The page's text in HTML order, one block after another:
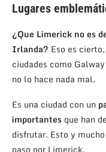
Lugares
¿Que Limerick no es
Irlanda? Eso es
ciudades como
no lo hace nada mal.
Es una ciudad con un
importantes que han
disfrutar. Esto y